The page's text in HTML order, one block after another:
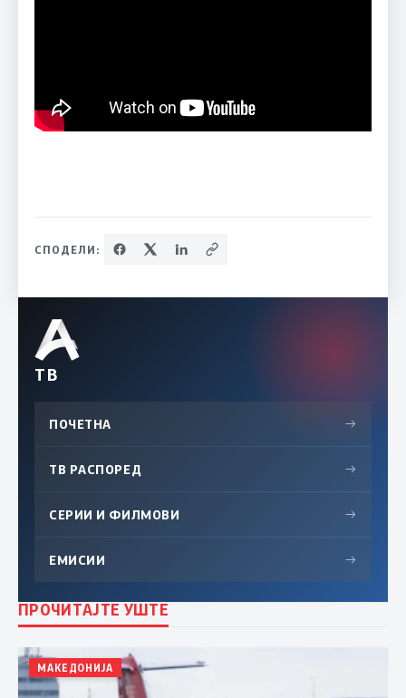
СПОДЕЛИ:
ТВ
ПОЧЕТНА →
ТВ РАСПОРЕД →
СЕРИИ И ФИЛМОВИ →
ЕМИСИИ →
ПРОЧИТАЈТЕ УШТЕ
МАКЕДОНИЈА